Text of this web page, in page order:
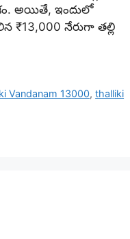
అయితే, ఇందులో
₹13,000 నేరుగా తల్లి
Vandanam 13000,thalliki